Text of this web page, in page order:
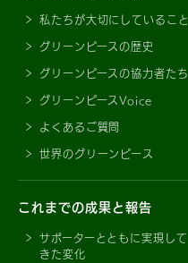
私たちが大切にしていること
グリーンピースの歴史
グリーンピースの協力者たち
グリーンピースVoice
よくあるご質問
世界のグリーンピース
これまでの成果と報告
サポーターとともに実現して
きた変化